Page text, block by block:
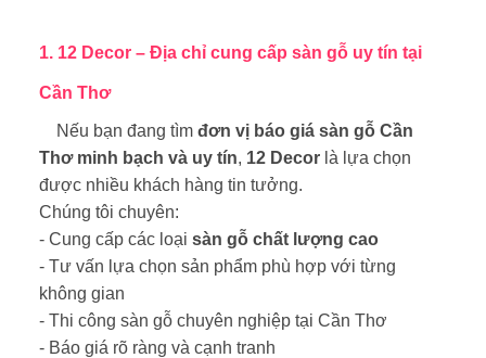
1. 12 Decor – Địa chỉ cung cấp sàn gỗ uy tín tại
Cần Thơ
Nếu bạn đang tìm đơn vị báo giá sàn gỗ Cần
Thơ minh bạch và uy tín, 12 Decor là lựa chọn
được nhiều khách hàng tin tưởng.
Chúng tôi chuyên:
- Cung cấp các loại sàn gỗ chất lượng cao
- Tư vấn lựa chọn sản phẩm phù hợp với từng
không gian
- Thi công sàn gỗ chuyên nghiệp tại Cần Thơ
- Báo giá rõ ràng và cạnh tranh